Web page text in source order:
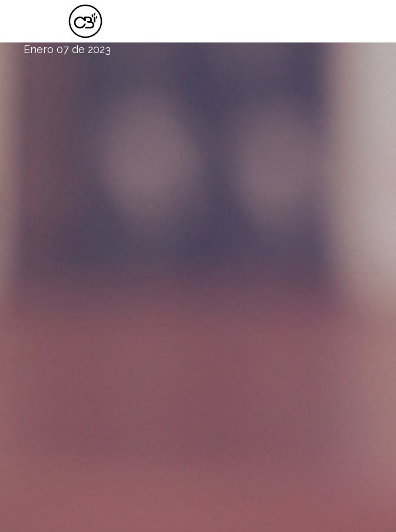
EL PELIGRO DE UN CORAZÓN AUTOSUFICIENTE
Enero 07 de 2023